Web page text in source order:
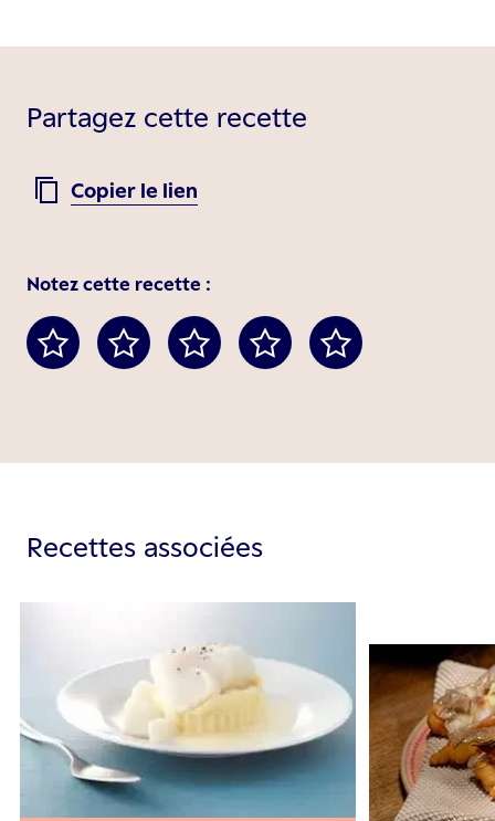
Partagez cette recette
Copier le lien
Notez cette recette :
Recettes associées